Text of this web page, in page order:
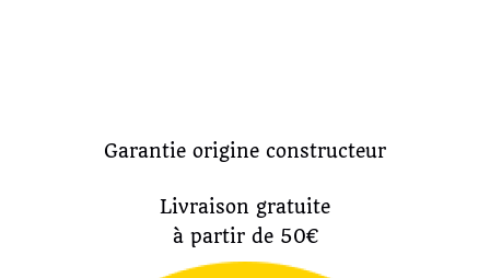
Garantie origine constructeur
Livraison gratuite
à partir de 50€